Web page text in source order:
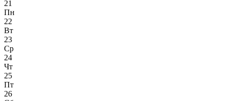
21
Пн
22
Вт
23
Ср
24
Чт
25
Пт
26